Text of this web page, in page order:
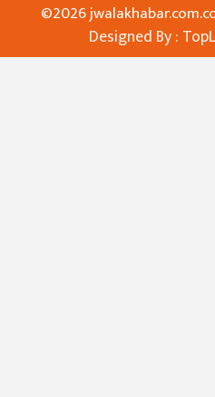
©2026
Designed By :